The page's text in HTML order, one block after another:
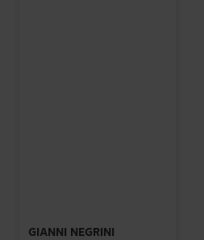
GIANNI NEGRINI